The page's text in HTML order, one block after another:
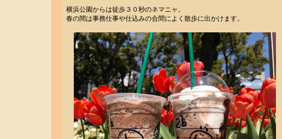
横浜公園からは徒歩３０秒のネマニャ。
春の間は事務仕事や仕込みの合間によく散歩に出かけます。